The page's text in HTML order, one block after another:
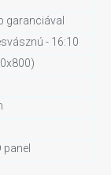
garanciával
- 16:10
panel